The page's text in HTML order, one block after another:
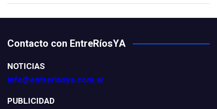
Contacto con EntreRíosYA
NOTICIAS
info@entreriosya.com.ar
PUBLICIDAD